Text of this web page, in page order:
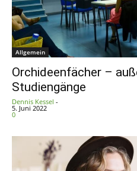
Allgemein
Orchideenfächer –
Studiengänge
Dennis Kessel -
5. Juni 2022
0